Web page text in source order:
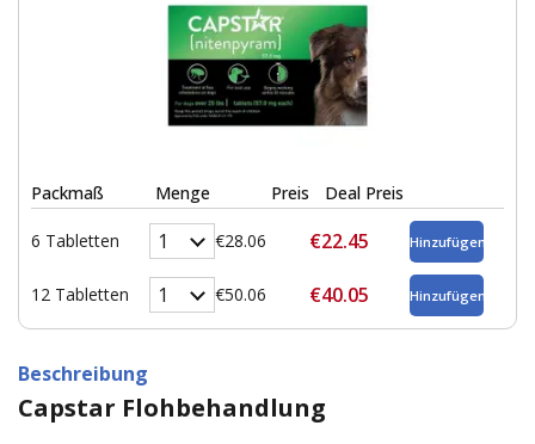
Packmaß Menge Preis Deal Preis
6 Tabletten €28.06 €22.45
12 Tabletten €50.06 €40.05
Beschreibung
Capstar Flohbehandlung